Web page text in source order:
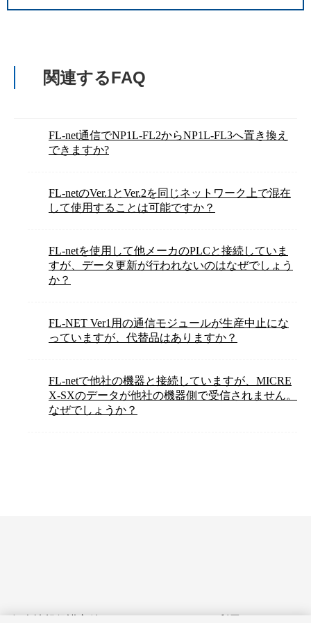
関連するFAQ
FL-net通信でNP1L-FL2からNP1L-FL3へ置き換え
できますか?
FL-netのVer.1とVer.2を同じネットワーク上で混在
して使用することは可能ですか？
FL-netを使用して他メーカのPLCと接続していま
すが、データ更新が行われないのはなぜでしょう
か？
FL-NET Ver1用の通信モジュールが生産中止にな
っていますが、代替品はありますか？
FL-netで他社の機器と接続していますが、MICRE
X-SXのデータが他社の機器側で受信されません。
なぜでしょうか？